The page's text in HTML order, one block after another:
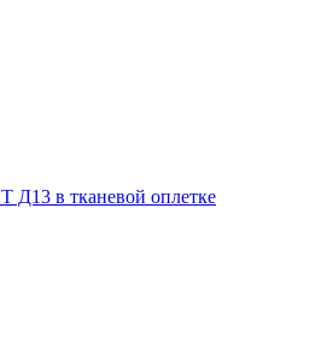
в тканевой оплетке